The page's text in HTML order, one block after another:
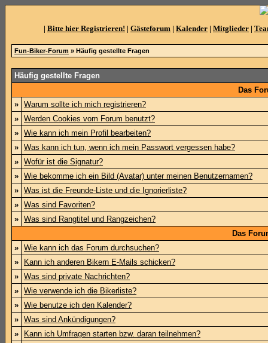
| Bitte hier Registrieren! | Gästeforum | Kalender | Mitglieder |
Fun-Biker-Forum » Häufig gestellte Fragen
Häufig gestellte Fragen
Das
» Warum sollte ich mich registrieren?
» Werden Cookies vom Forum benutzt?
» Wie kann ich mein Profil bearbeiten?
» Was kann ich tun, wenn ich mein Passwort vergessen habe?
» Wofür ist die Signatur?
» Wie bekomme ich ein Bild (Avatar) unter meinen Benutzernamen?
» Was ist die Freunde-Liste und die Ignorierliste?
» Was sind Favoriten?
» Was sind Rangtitel und Rangzeichen?
Das
» Wie kann ich das Forum durchsuchen?
»
Kann ich anderen Bikern E-Mails schicken?
» Was sind private Nachrichten?
» Wie verwende ich die Bikerliste?
» Wie benutze ich den Kalender?
» Was sind Ankündigungen?
»
Kann ich Umfragen starten bzw. daran teilnehmen?